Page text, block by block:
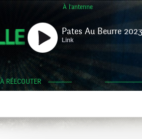
À l'antenne
Pates Au Beurre
Link
RÉECOUTER